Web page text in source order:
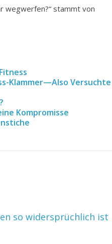
wegwerfen?“ stammt von
Klammer—Also Versuchte
Kompromisse
so widersprüchlich ist